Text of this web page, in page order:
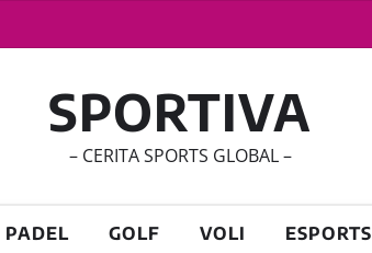
SPORTIVA
– CERITA SPORTS GLOBAL –
PADEL GOLF VOLI ESPORTS